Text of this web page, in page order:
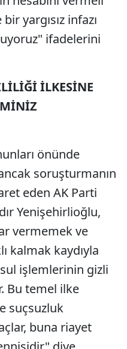
yargısız infazı
ifadelerini
İLKESİNE
önünde
soruşturmanın
eden AK Parti
Yenişehirlioğlu,
vermemek ve
kalmak kaydıyla
işlemlerinin gizli
Bu temel ilke
suçsuzluk
buna riayet